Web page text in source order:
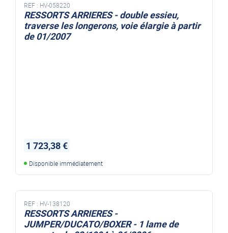
REF : HV-058220
RESSORTS ARRIERES - double essieu,
traverse les longerons, voie élargie à partir
de 01/2007
1 723,38 €
Disponible immédiatement
REF : HV-138120
RESSORTS ARRIERES -
JUMPER/DUCATO/BOXER - 1 lame de